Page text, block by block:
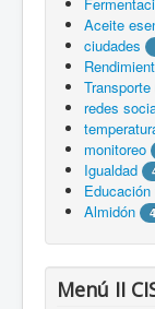
Aceite
ciudades
Transporte
redes
monitoreo
Igualdad
Almidón 4
Menú II